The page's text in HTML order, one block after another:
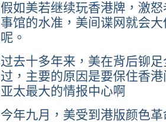
假如美若继续玩香港牌，激
事馆的水准，美间谍网就会
呢。
过去十多年来，美在背后铆
过，主要的原因是要保住香
亚太最大的情报中心啊
今年九月，美受到港版颜色